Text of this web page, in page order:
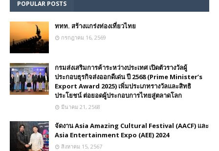
POPULAR POSTS
ททท. สร้างแกร่งท่องเที่ยวไทย
กรกฎาคม 16, 2569
กรมส่งเสริมการค้าระหว่างประเทศ เปิดตัวรางวัลผู้
ประกอบธุรกิจส่งออกดีเด่น ปี 2568 (Prime Minister’s
Export Award 2025) เพิ่มประเภทรางวัลและสิทธิ
ประโยชน์ ต่อยอดผู้ประกอบการไทยสู่ตลาดโลก
มีนาคม 21, 2568
จัดงาน Asia Amazing Cultural Festival (AACF) และ
Asia Entertainment Expo (AEE) 2024
สิงหาคม 15, 2567